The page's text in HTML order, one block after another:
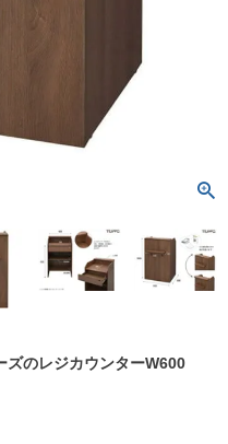
ズのレジカウンターW600